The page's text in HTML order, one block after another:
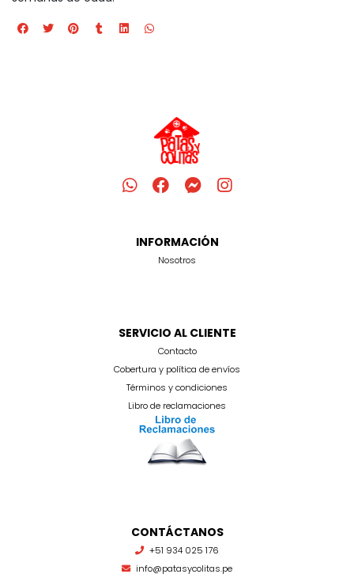
INFORMACIÓN
Nosotros
SERVICIO AL CLIENTE
Contacto
Cobertura y política de envíos
Términos y condiciones
Libro de reclamaciones
CONTÁCTANOS
+51 934 025 176
info@patasycolitas.pe